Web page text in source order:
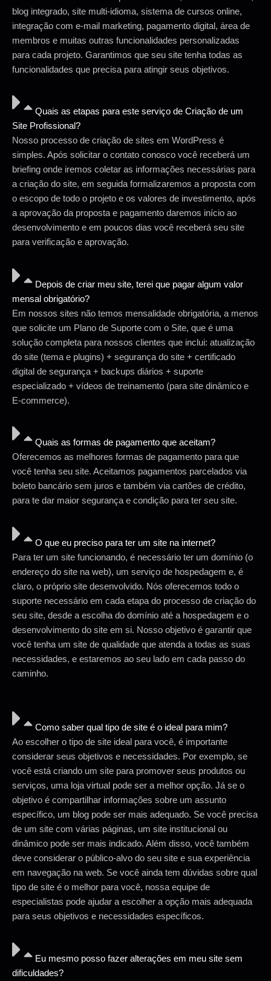
blog integrado, site multi-idioma, sistema de cursos online,
integração com e-mail marketing, pagamento digital, área de
membros e muitas outras funcionalidades personalizadas
para cada projeto. Garantimos que seu site tenha todas as
funcionalidades que precisa para atingir seus objetivos.
Quais as etapas para este serviço de Criação de um
Site Profissional?
Nosso processo de criação de sites em WordPress é
simples. Após solicitar o contato conosco você receberá um
briefing onde iremos coletar as informações necessárias para
a criação do site, em seguida formalizaremos a proposta com
o escopo de todo o projeto e os valores de investimento, após
a aprovação da proposta e pagamento daremos início ao
desenvolvimento e em poucos dias você receberá seu site
para verificação e aprovação.
Depois de criar meu site, terei que pagar algum valor
mensal obrigatório?
Em nossos sites não temos mensalidade obrigatória, a menos
que solicite um Plano de Suporte com o Site, que é uma
solução completa para nossos clientes que inclui: atualização
do site (tema e plugins) + segurança do site + certificado
digital de segurança + backups diários + suporte
especializado + vídeos de treinamento (para site dinâmico e
E-commerce).
Quais as formas de pagamento que aceitam?
Oferecemos as melhores formas de pagamento para que
você tenha seu site. Aceitamos pagamentos parcelados via
boleto bancário sem juros e também via cartões de crédito,
para te dar maior segurança e condição para ter seu site.
O que eu preciso para ter um site na internet?
Para ter um site funcionando, é necessário ter um domínio (o
endereço do site na web), um serviço de hospedagem e, é
claro, o próprio site desenvolvido. Nós oferecemos todo o
suporte necessário em cada etapa do processo de criação do
seu site, desde a escolha do domínio até a hospedagem e o
desenvolvimento do site em si. Nosso objetivo é garantir que
você tenha um site de qualidade que atenda a todas as suas
necessidades, e estaremos ao seu lado em cada passo do
caminho.
Como saber qual tipo de site é o ideal para mim?
Ao escolher o tipo de site ideal para você, é importante
considerar seus objetivos e necessidades. Por exemplo, se
você está criando um site para promover seus produtos ou
serviços, uma loja virtual pode ser a melhor opção. Já se o
objetivo é compartilhar informações sobre um assunto
específico, um blog pode ser mais adequado. Se você precisa
de um site com várias páginas, um site institucional ou
dinâmico pode ser mais indicado. Além disso, você também
deve considerar o público-alvo do seu site e sua experiência
em navegação na web. Se você ainda tem dúvidas sobre qual
tipo de site é o melhor para você, nossa equipe de
especialistas pode ajudar a escolher a opção mais adequada
para seus objetivos e necessidades específicos.
Eu mesmo posso fazer alterações em meu site sem
dificuldades?